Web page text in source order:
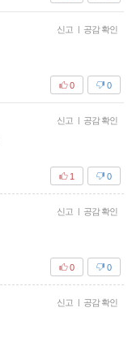
신고 공감 확인
0
0
신고 공감 확인
0
1
신고 공감 확인
0
0
신고 공감 확인